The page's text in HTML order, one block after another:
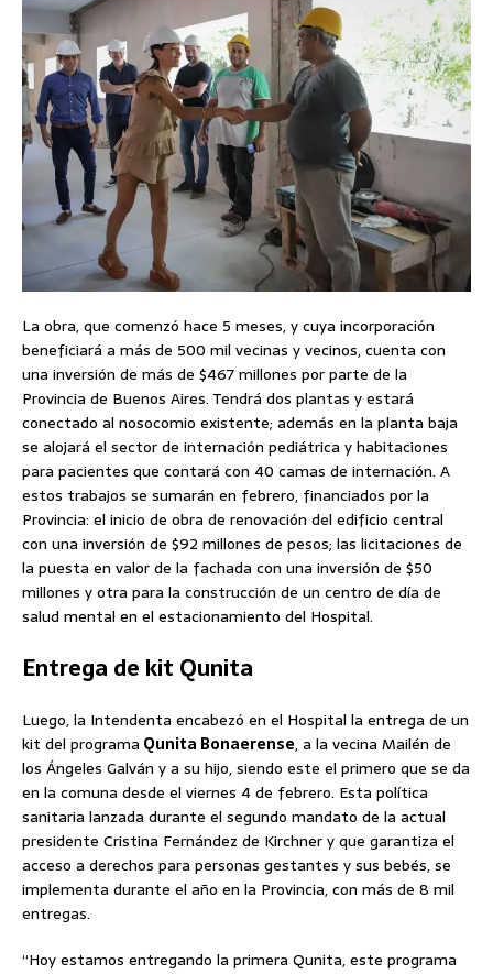
La obra, que comenzó hace 5 meses, y cuya incorporación
beneficiará a más de 500 mil vecinas y vecinos, cuenta con
una inversión de más de $467 millones por parte de la
Provincia de Buenos Aires. Tendrá dos plantas y estará
conectado al nosocomio existente; además en la planta baja
se alojará el sector de internación pediátrica y habitaciones
para pacientes que contará con 40 camas de internación. A
estos trabajos se sumarán en febrero, financiados por la
Provincia: el inicio de obra de renovación del edificio central
con una inversión de $92 millones de pesos; las licitaciones de
la puesta en valor de la fachada con una inversión de $50
millones y otra para la construcción de un centro de día de
salud mental en el estacionamiento del Hospital.
Entrega de kit Qunita
Luego, la Intendenta encabezó en el Hospital la entrega de un
kit del programa Qunita Bonaerense, a la vecina Mailén de
los Ángeles Galván y a su hijo, siendo este el primero que se da
en la comuna desde el viernes 4 de febrero. Esta política
sanitaria lanzada durante el segundo mandato de la actual
presidente Cristina Fernández de Kirchner y que garantiza el
acceso a derechos para personas gestantes y sus bebés, se
implementa durante el año en la Provincia, con más de 8 mil
entregas.
“Hoy estamos entregando la primera Qunita, este programa